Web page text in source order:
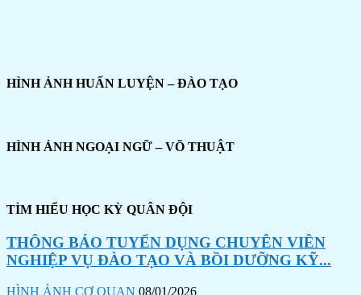
HÌNH ẢNH HUẤN LUYỆN – ĐÀO TẠO
HÌNH ẢNH NGOẠI NGỮ – VÕ THUẬT
TÌM HIỂU HỌC KỲ QUÂN ĐỘI
THÔNG BÁO TUYỂN DỤNG CHUYÊN VIÊN
NGHIỆP VỤ ĐÀO TẠO VÀ BỒI DƯỠNG KỸ...
HÌNH ẢNH CƠ QUAN 08/01/2026